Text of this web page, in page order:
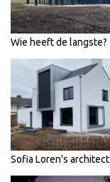
Wie heeft de langste?
Sofia Loren's architect